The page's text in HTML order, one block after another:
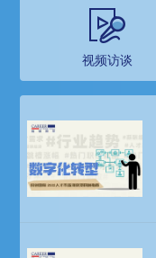
视频访谈